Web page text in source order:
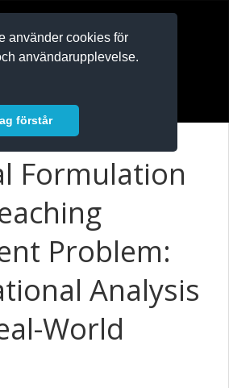
använder cookies för
användarupplevelse.
förstår
Formulation
Problem:
Analysis
World